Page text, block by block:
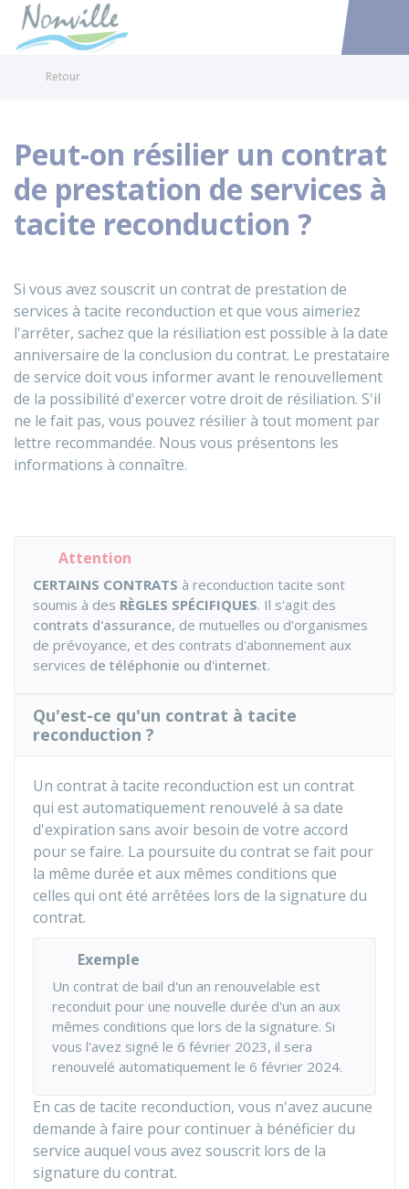
Accéder
Retour
Peut-on résilier un contrat
de prestation de services à
tacite reconduction ?
Si vous avez souscrit un contrat de prestation de
services à tacite reconduction et que vous aimeriez
l'arrêter, sachez que la résiliation est possible à la date
anniversaire de la conclusion du contrat. Le prestataire
de service doit vous informer avant le renouvellement
de la possibilité d'exercer votre droit de résiliation. S'il
ne le fait pas, vous pouvez résilier à tout moment par
lettre recommandée. Nous vous présentons les
informations à connaître.
Attention
CERTAINS CONTRATS à reconduction tacite sont
soumis à des RÈGLES SPÉCIFIQUES. Il s'agit des
contrats d'assurance, de mutuelles ou d'organismes
de prévoyance, et des contrats d'abonnement aux
services de téléphonie ou d'internet.
Qu'est-ce qu'un contrat à tacite
reconduction ?
Un contrat à tacite reconduction est un contrat
qui est automatiquement renouvelé à sa date
d'expiration sans avoir besoin de votre accord
pour se faire. La poursuite du contrat se fait pour
la même durée et aux mêmes conditions que
celles qui ont été arrêtées lors de la signature du
contrat.
Exemple
Un contrat de bail d'un an renouvelable est
reconduit pour une nouvelle durée d'un an aux
mêmes conditions que lors de la signature. Si
vous l'avez signé le 6 février 2023, il sera
renouvelé automatiquement le 6 février 2024.
En cas de tacite reconduction, vous n'avez aucune
demande à faire pour continuer à bénéficier du
service auquel vous avez souscrit lors de la
signature du contrat.